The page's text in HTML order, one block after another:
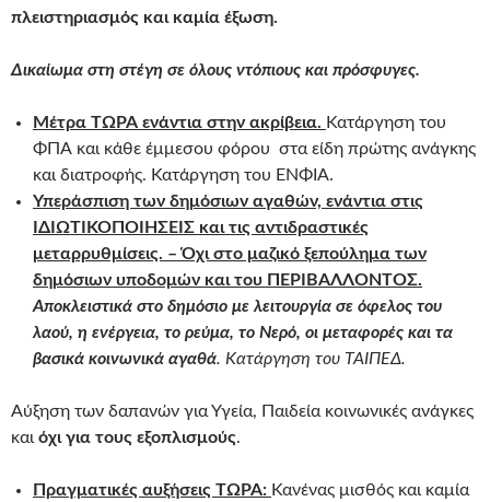
πλειστηριασμός και καμία έξωση.
Δικαίωμα στη στέγη σε όλους ντόπιους και πρόσφυγες.
Μέτρα ΤΩΡΑ ενάντια στην ακρίβεια. Κατάργηση του
ΦΠΑ και κάθε έμμεσου φόρου στα είδη πρώτης ανάγκης
και διατροφής. Κατάργηση του ΕΝΦΙΑ.
Υπεράσπιση των δημόσιων αγαθών, ενάντια στις
ΙΔΙΩΤΙΚΟΠΟΙΗΣΕΙΣ και τις αντιδραστικές
μεταρρυθμίσεις. – Όχι στο μαζικό ξεπούλημα των
δημόσιων υποδομών και του ΠΕΡΙΒΑΛΛΟΝΤΟΣ.
Αποκλειστικά στο δημόσιο με λειτουργία σε όφελος του
λαού, η ενέργεια, το ρεύμα, το Νερό, οι μεταφορές και τα
βασικά κοινωνικά αγαθά. Κατάργηση του ΤΑΙΠΕΔ.
Αύξηση των δαπανών για Υγεία, Παιδεία κοινωνικές ανάγκες
και όχι για τους εξοπλισμούς.
Πραγματικές αυξήσεις ΤΩΡΑ: Κανένας μισθός και καμία